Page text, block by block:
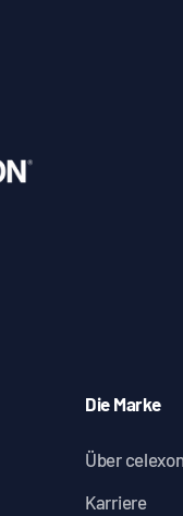
Die Marke
Über celexon
Karriere